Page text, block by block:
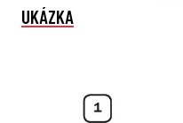
UKÁZKA